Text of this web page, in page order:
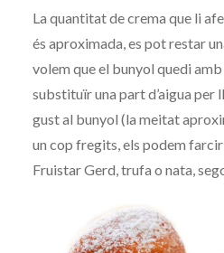
La quantitat de crema que li
és aproximada, es pot restar
volem que el bunyol quedi
substituïr una part d’aigua per
gust al bunyol (la meitat
un cop fregits, els podem
Fruistar Gerd, trufa o nata,